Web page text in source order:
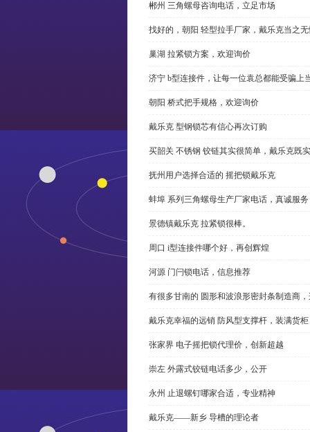
郴州 三角螺母咨询电话，立足市场
找好的，朝阳 轻型拉手厂家，戴乐克当之
巢湖 拉紧锁方案，欢迎询价
济宁 b型连接件，让每一位袁总都能受骗上
朝阳 桥式把手规格，欢迎询价
戴乐克 型钢锁芯有信心再次订购
买韶关 不锈钢 铰链其实很简单，戴乐克既
抚州用户选择合适的 摇把锁戴乐克
蚌埠 系列三角螺母生产厂家电话，真诚服务
景德镇戴乐克 拉紧锁很棒。
周口 i型连接件哪个好，再创辉煌
河源 门闩锁电话，信息推荐
有很多甘南的 圆形和波浪形密封条制造商
戴乐克幸福的远销 防风型支撑杆，装满货柜
张家界 电子摇把锁代理价，创新超越
崇左 外露式铰链电话多少，公开
永州 止退螺钉哪家合适，专业精神
戴乐克——新乡 导槽的理论者